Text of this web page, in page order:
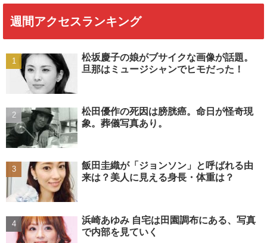
週間アクセスランキング
松坂慶子の娘がブサイクな画像が話題。
旦那はミュージシャンでヒモだった！
松田優作の死因は膀胱癌。命日が怪奇現
象。葬儀写真あり。
飯田圭織が「ジョンソン」と呼ばれる由
来は？美人に見える身長・体重は？
浜崎あゆみ 自宅は田園調布にある、写真
で内部を見ていく